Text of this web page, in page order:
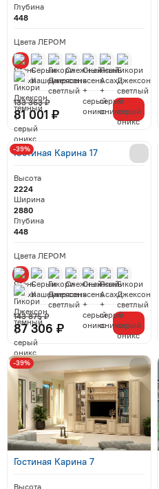
Глубина
448
Цвета ЛЕРОМ
81 001 ₽
133 363 ₽
Гостиная Карина 17
Высота
2224
Ширина
2880
Глубина
448
Цвета ЛЕРОМ
87 306 ₽
143 875 ₽
-39%
Гостиная Карина 7
Высота
-39%